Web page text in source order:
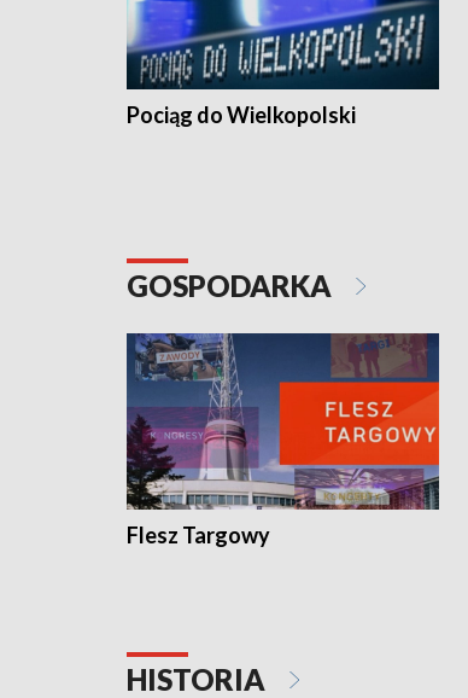
Pociąg do Wielkopolski
GOSPODARKA
Flesz Targowy
HISTORIA